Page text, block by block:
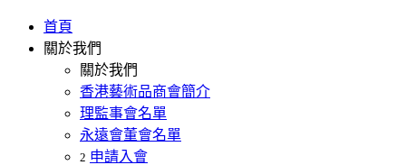
首頁
關於我們
關於我們
香港藝術品商會簡介
理監事會名單
永遠會董會名單
2 申請入會